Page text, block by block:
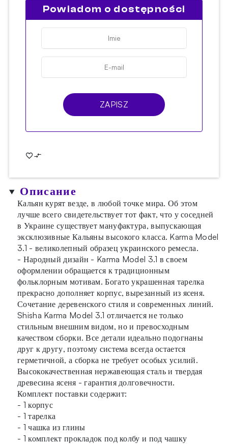
Powiadom o dostępności
ZAPISZ
Описание
Кальян курят везде, в любой точке мира. Об этом
лучше всего свидетельствует тот факт, что у соседней
в Украине существует мануфактура, выпускающая
эксклюзивные Кальяны высокого класса. Karma Model
3.1 - великолепный образец украинского ремесла.
- Народный дизайн - Karma Model 3.1 в своем
оформлении обращается к традиционным
фольклорным мотивам. Богато украшенная тарелка
прекрасно дополняет корпус, вырезанный из ясеня.
Сочетание деревенского стиля и современных линий.
Shisha Karma Model 3.1 отличается не только
стильным внешним видом, но и превосходным
качеством сборки. Все детали идеально подогнаны
друг к другу, поэтому система всегда остается
герметичной, а сборка не требует особых усилий.
Высококачественная нержавеющая сталь и твердая
древесина ясеня - гарантия долговечности.
Комплект поставки содержит:
- 1 корпус
- 1 тарелка
- 1 чашка из глины
- 1 комплект прокладок под колбу и под чашку